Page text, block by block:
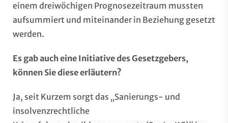
einem dreiwöchigen Prognosezeitraum mussten
aufsummiert und miteinander in Beziehung gesetzt
werden.
Es gab auch eine Initiative des Gesetzgebers,
können Sie diese erläutern?
Ja, seit Kurzem sorgt das „Sanierungs- und
insolvenzrechtliche